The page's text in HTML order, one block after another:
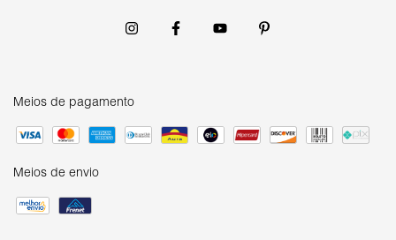
Meios de pagamento
Meios de envio